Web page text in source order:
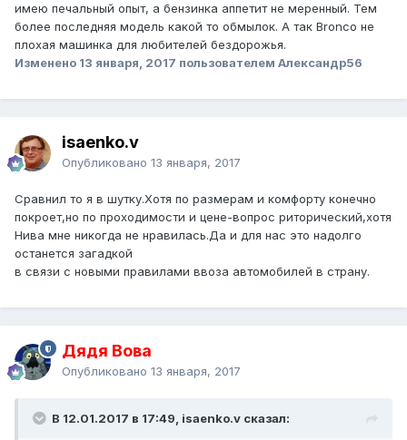
имею печальный опыт, а бензинка аппетит не меренный. Тем
более последняя модель какой то обмылок. А так Bronco не
плохая машинка для любителей бездорожья.
Изменено 13 января, 2017 пользователем Александр56
isaenko.v
Опубликовано 13 января, 2017
Сравнил то я в шутку.Хотя по размерам и комфорту конечно
покроет,но по проходимости и цене-вопрос риторический,хотя
Нива мне никогда не нравилась.Да и для нас это надолго
останется загадкой
в связи с новыми правилами ввоза автомобилей в страну.
Дядя Вова
Опубликовано 13 января, 2017
В 12.01.2017 в 17:49, isaenko.v сказал: